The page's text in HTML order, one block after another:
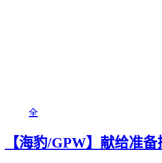
全
【海豹/GPW】献给准